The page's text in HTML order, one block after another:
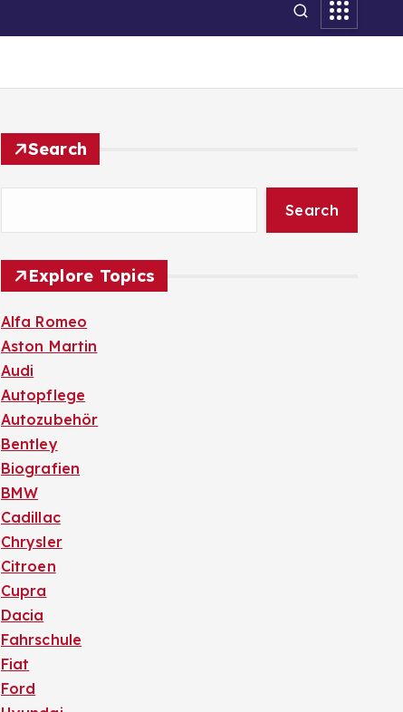
Search
Search
Explore Topics
Alfa Romeo
Aston Martin
Audi
Autopflege
Autozubehör
Bentley
Biografien
BMW
Cadillac
Chrysler
Citroen
Cupra
Dacia
Fahrschule
Fiat
Ford